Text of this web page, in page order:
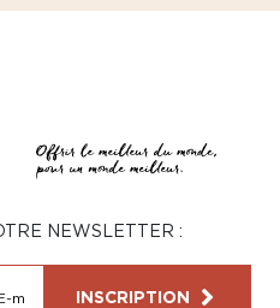
NEWSLETTER :
INSCRIPTION